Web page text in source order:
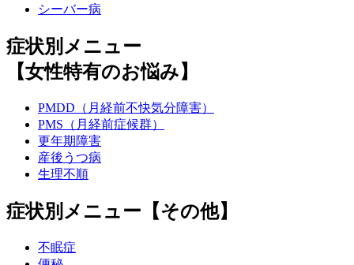
シーバー病
症状別メニュー
【女性特有のお悩み】
PMDD（月経前不快気分障害）
PMS（月経前症候群）
更年期障害
産後うつ病
生理不順
症状別メニュー【その他】
不眠症